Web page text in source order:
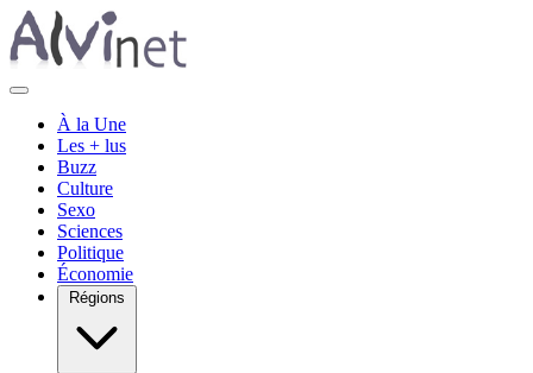
À la Une
Les + lus
Buzz
Culture
Sexo
Sciences
Politique
Économie
Régions